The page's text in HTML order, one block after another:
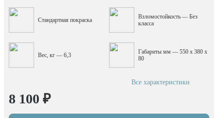
Стандартная покраска
Взломостойкость — Без
класса
Вес, кг — 6,3
Габариты мм — 550 x 380 x
80
Все характеристики
8 100 ₽